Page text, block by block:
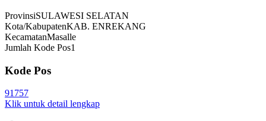
ProvinsiSULAWESI SELATAN
Kota/KabupatenKAB. ENREKANG
KecamatanMasalle
Jumlah Kode Pos1
Kode Pos
91757
Klik untuk detail lengkap